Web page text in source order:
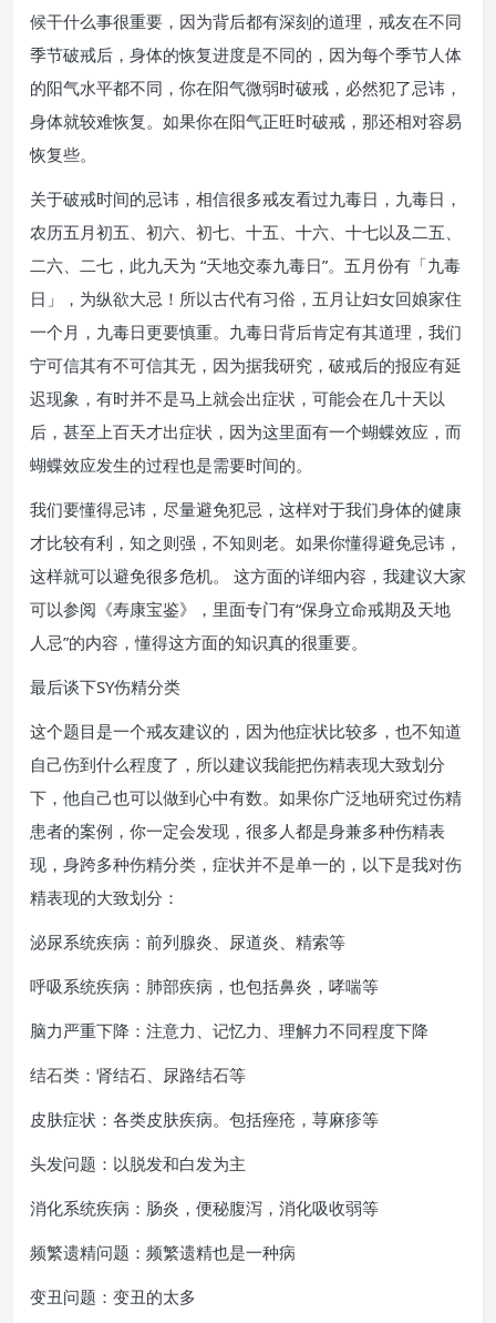
候干什么事很重要，因为背后都有深刻的道理，戒友在不同
季节破戒后，身体的恢复进度是不同的，因为每个季节人体
的阳气水平都不同，你在阳气微弱时破戒，必然犯了忌讳，
身体就较难恢复。如果你在阳气正旺时破戒，那还相对容易
恢复些。
关于破戒时间的忌讳，相信很多戒友看过九毒日，九毒日，
农历五月初五、初六、初七、十五、十六、十七以及二五、
二六、二七，此九天为 “天地交泰九毒日”。五月份有「九毒
日」，为纵欲大忌！所以古代有习俗，五月让妇女回娘家住
一个月，九毒日更要慎重。九毒日背后肯定有其道理，我们
宁可信其有不可信其无，因为据我研究，破戒后的报应有延
迟现象，有时并不是马上就会出症状，可能会在几十天以
后，甚至上百天才出症状，因为这里面有一个蝴蝶效应，而
蝴蝶效应发生的过程也是需要时间的。
我们要懂得忌讳，尽量避免犯忌，这样对于我们身体的健康
才比较有利，知之则强，不知则老。如果你懂得避免忌讳，
这样就可以避免很多危机。 这方面的详细内容，我建议大家
可以参阅《寿康宝鉴》，里面专门有“保身立命戒期及天地
人忌”的内容，懂得这方面的知识真的很重要。
最后谈下SY伤精分类
这个题目是一个戒友建议的，因为他症状比较多，也不知道
自己伤到什么程度了，所以建议我能把伤精表现大致划分
下，他自己也可以做到心中有数。如果你广泛地研究过伤精
患者的案例，你一定会发现，很多人都是身兼多种伤精表
现，身跨多种伤精分类，症状并不是单一的，以下是我对伤
精表现的大致划分：
泌尿系统疾病：前列腺炎、尿道炎、精索等
呼吸系统疾病：肺部疾病，也包括鼻炎，哮喘等
脑力严重下降：注意力、记忆力、理解力不同程度下降
结石类：肾结石、尿路结石等
皮肤症状：各类皮肤疾病。包括痤疮，荨麻疹等
头发问题：以脱发和白发为主
消化系统疾病：肠炎，便秘腹泻，消化吸收弱等
频繁遗精问题：频繁遗精也是一种病
变丑问题：变丑的太多